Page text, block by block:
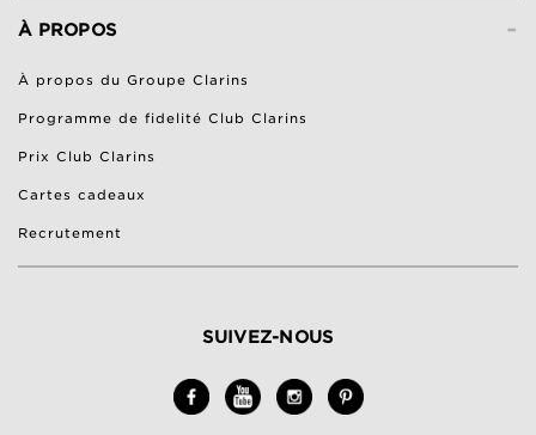
-
À PROPOS
À propos du Groupe Clarins
Programme de fidelité Club Clarins
Prix Club Clarins
Cartes cadeaux
Recrutement
SUIVEZ-NOUS